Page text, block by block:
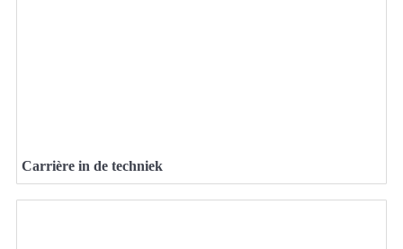
Carrière in de techniek